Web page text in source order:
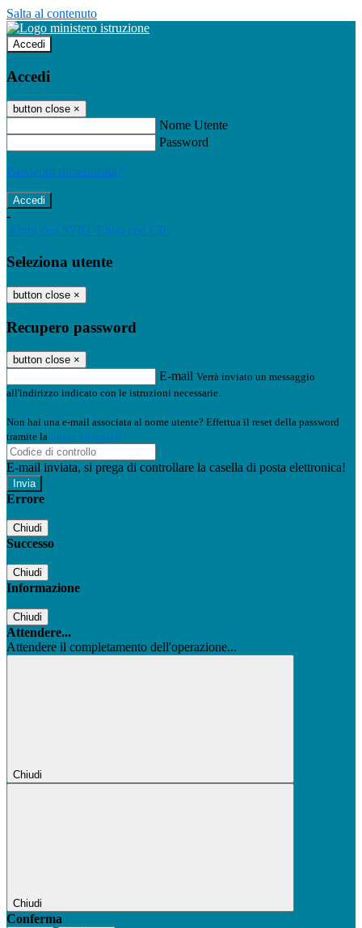
Salta al contenuto
Accedi
Accedi
button close ×
Nome Utente
Password
Password dimenticata?
-
Entra con SPID Entra con CIE
Seleziona utente
button close ×
Recupero password
button close ×
E-mail Verrà inviato un messaggio
all'indirizzo indicato con le istruzioni necessarie.
Non hai una e-mail associata al nome utente? Effettua il reset della password
tramite la Login Spaggiari
E-mail inviata, si prega di controllare la casella di posta elettronica!
Errore
Chiudi
Successo
Chiudi
Informazione
Chiudi
Attendere...
Attendere il completamento dell'operazione...
Chiudi
Chiudi
Conferma